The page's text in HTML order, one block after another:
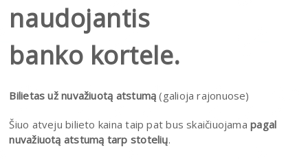
naudojantis
banko kortele.
Bilietas už nuvažiuotą atstumą(galioja rajonuose)
Šiuo atveju bilieto kaina taip pat bus skaičiuojamapagal
nuvažiuotą atstumą tarp stotelių.